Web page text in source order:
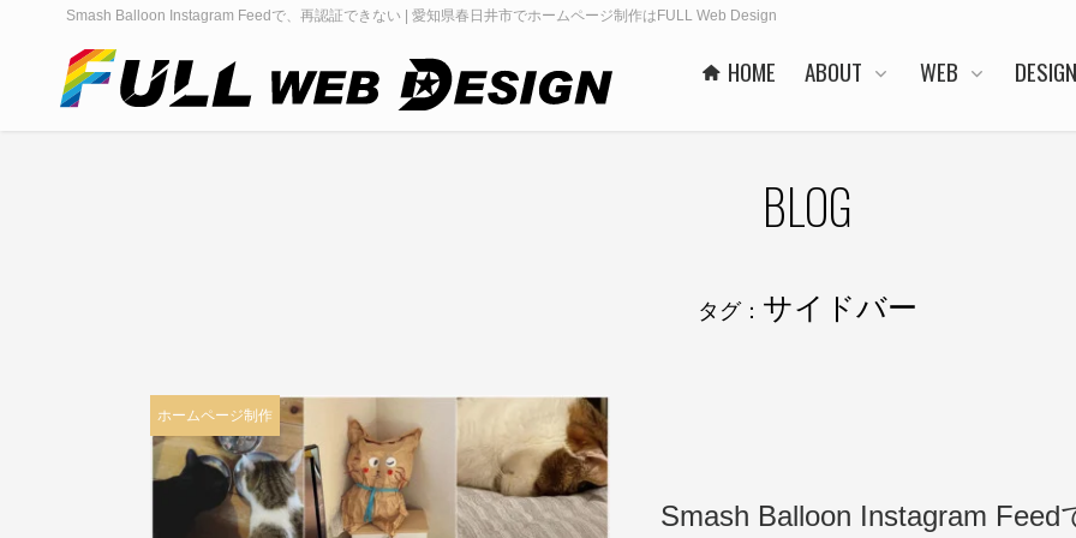
Smash Balloon Instagram Feedで、再認証できない | 愛知県春日井市でホームページ制作はFULL Web Design
HOME ABOUT WEB
BLOG
タグ： サイドバー
ホームページ制作
Smash Balloon Instagram Feed